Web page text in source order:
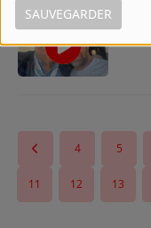
SAUVEGARDER
4 5
11 12 13